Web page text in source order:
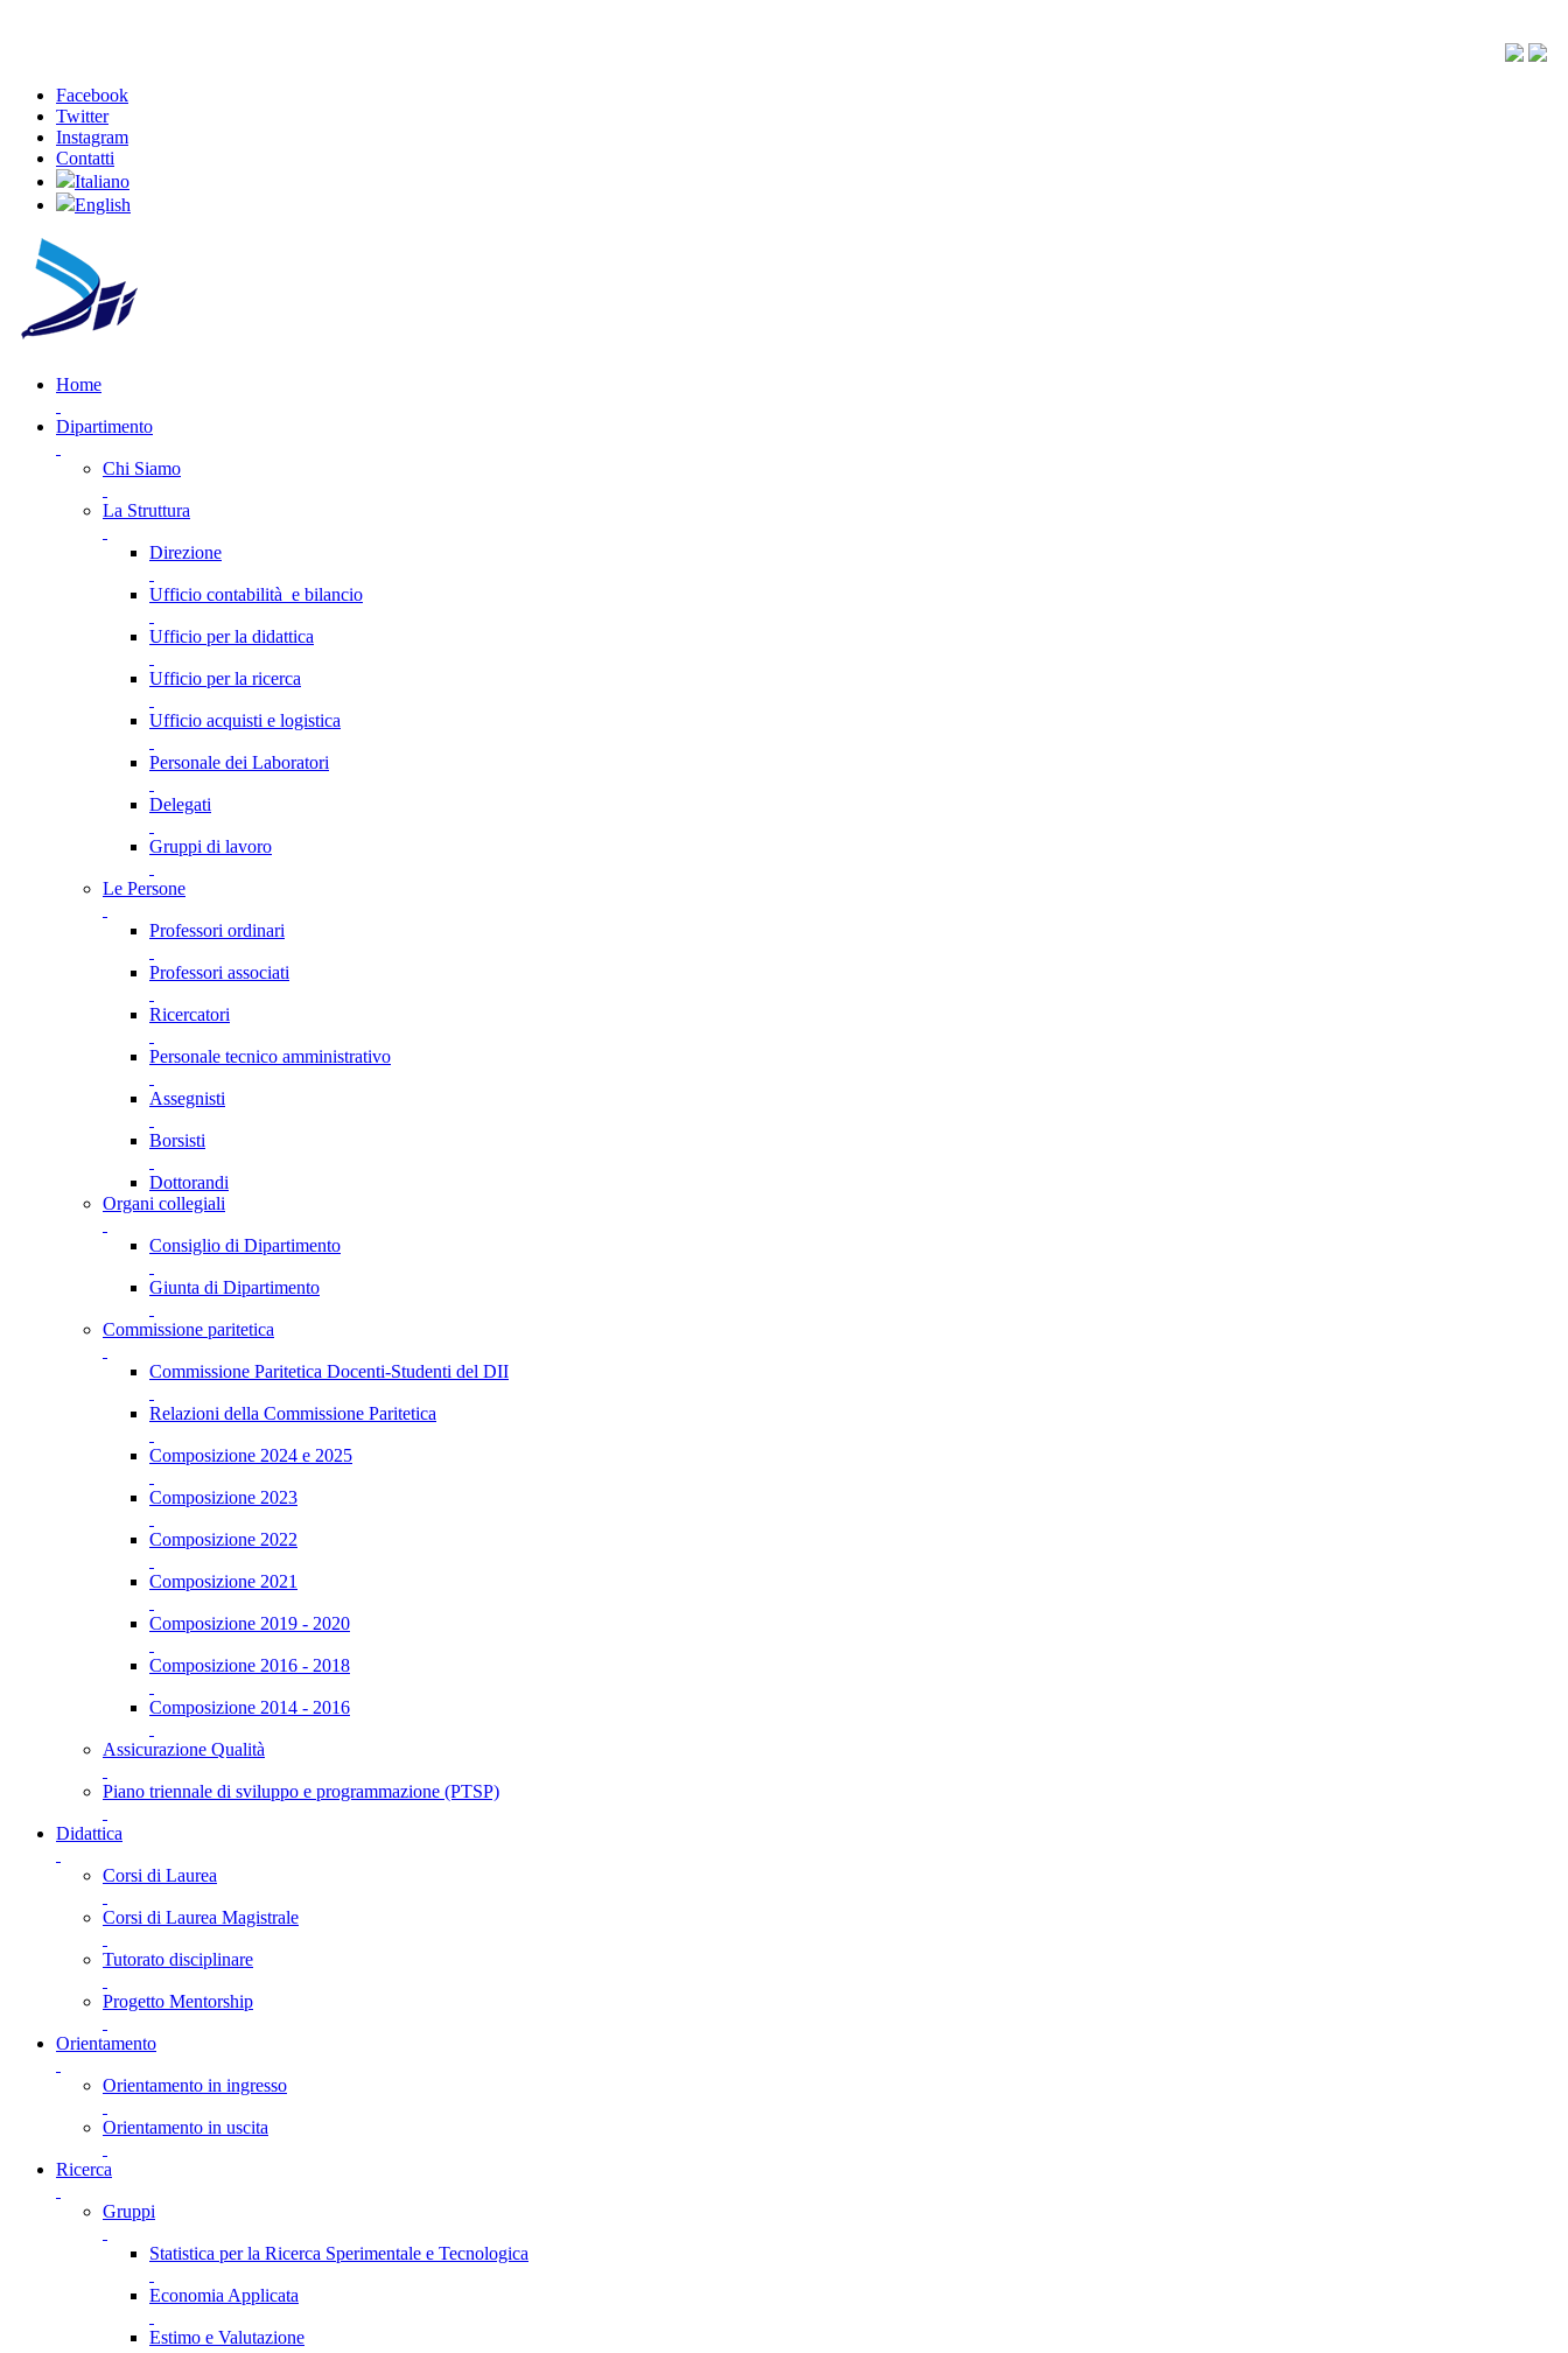
Facebook
Twitter
Instagram
Contatti
Italiano
English
Home
Dipartimento
Chi Siamo
La Struttura
Direzione
Ufficio contabilità e bilancio
Ufficio per la didattica
Ufficio per la ricerca
Ufficio acquisti e logistica
Personale dei Laboratori
Delegati
Gruppi di lavoro
Le Persone
Professori ordinari
Professori associati
Ricercatori
Personale tecnico amministrativo
Assegnisti
Borsisti
Dottorandi
Organi collegiali
Consiglio di Dipartimento
Giunta di Dipartimento
Commissione paritetica
Commissione Paritetica Docenti-Studenti del DII
Relazioni della Commissione Paritetica
Composizione 2024 e 2025
Composizione 2023
Composizione 2022
Composizione 2021
Composizione 2019 - 2020
Composizione 2016 - 2018
Composizione 2014 - 2016
Assicurazione Qualità
Piano triennale di sviluppo e programmazione (PTSP)
Didattica
Corsi di Laurea
Corsi di Laurea Magistrale
Tutorato disciplinare
Progetto Mentorship
Orientamento
Orientamento in ingresso
Orientamento in uscita
Ricerca
Gruppi
Statistica per la Ricerca Sperimentale e Tecnologica
Economia Applicata
Estimo e Valutazione